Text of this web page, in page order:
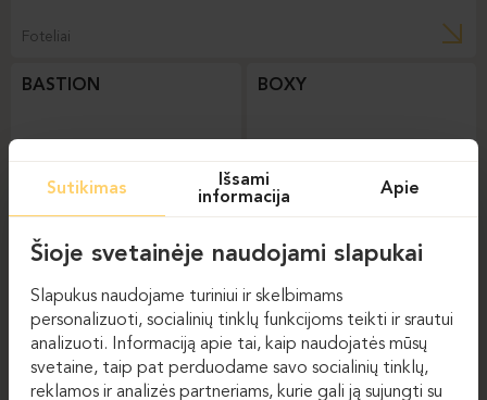
Foteliai
BASTION
Foteliai
BOXY
Foteliai
OFFSTAGE
Sutikimas
Išsami
informacija
Apie
Šioje svetainėje naudojami slapukai
Slapukus naudojame turiniui ir skelbimams
personalizuoti, socialinių tinklų funkcijoms teikti ir srautui
analizuoti. Informaciją apie tai, kaip naudojatės mūsų
svetaine, taip pat perduodame savo socialinių tinklų,
reklamos ir analizės partneriams, kurie gali ją sujungti su